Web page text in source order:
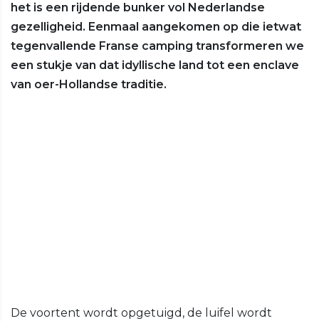
het is een rijdende bunker vol Nederlandse
gezelligheid. Eenmaal aangekomen op die ietwat
tegenvallende Franse camping transformeren we
een stukje van dat idyllische land tot een enclave
van oer-Hollandse traditie.
De voortent wordt opgetuigd, de luifel wordt